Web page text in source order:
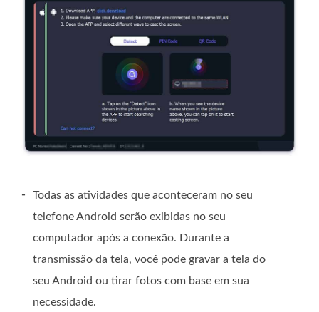
-
Todas as atividades que aconteceram no seu
telefone Android serão exibidas no seu
computador após a conexão. Durante a
transmissão da tela, você pode gravar a tela do
seu Android ou tirar fotos com base em sua
necessidade.